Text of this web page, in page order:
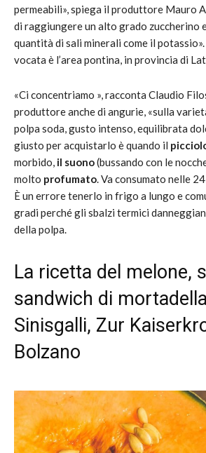
permeabili», spiega il produttore Mauro
di raggiungere un alto grado zuccherino
quantità di sali minerali come il potassio».
vocata è l’area pontina, in provincia di
«Ci concentriamo », racconta Claudio
produttore anche di angurie, «sulla
polpa soda, gusto intenso, equilibrata
giusto per acquistarlo è quando il
morbido, il suono(bussando con le
molto profumato. Va consumato nelle
È un errore tenerlo in frigo a lungo e
gradi perché gli sbalzi termici
della polpa.
La ricetta del melone,
sandwich di
Sinisgalli, Zur
Bolzano